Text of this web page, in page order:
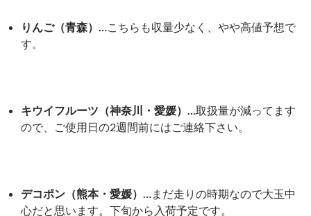
りんご（青森）…こちらも収量少なく、やや高値予想で
す。
キウイフルーツ（神奈川・愛媛）…取扱量が減ってます
ので、ご使用日の2週間前にはご連絡下さい。
デコポン（熊本・愛媛）…まだ走りの時期なので大玉中
心だと思います。下旬から入荷予定です。